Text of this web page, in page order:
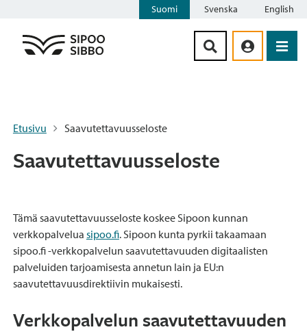
Suomi Svenska English
Etusivu Saavutettavuusseloste
Saavutettavuusseloste
Tämä saavutettavuusseloste koskee Sipoon kunnan
verkkopalvelua sipoo.fi. Sipoon kunta pyrkii takaamaan
sipoo.fi -verkkopalvelun saavutettavuuden digitaalisten
palveluiden tarjoamisesta annetun lain ja EU:n
saavutettavuusdirektiivin mukaisesti.
Verkkopalvelun saavutettavuuden